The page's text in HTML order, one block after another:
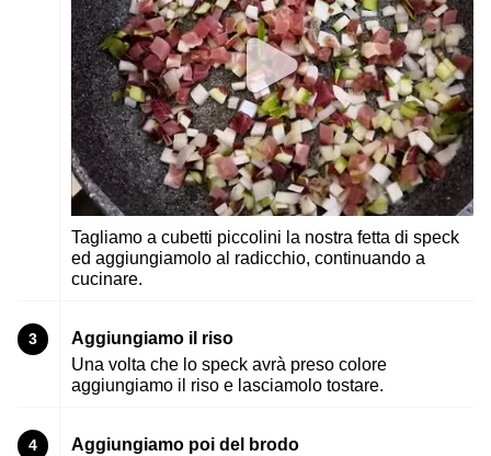
Tagliamo a cubetti piccolini la nostra fetta di speck
ed aggiungiamolo al radicchio, continuando a
cucinare.
3
Aggiungiamo il riso
Una volta che lo speck avrà preso colore
aggiungiamo il riso e lasciamolo tostare.
4
Aggiungiamo poi del brodo